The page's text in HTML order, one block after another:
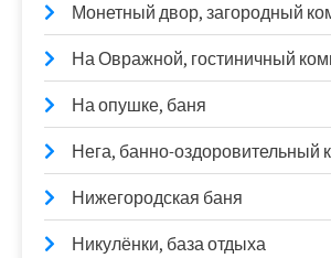
Монетный двор, загородный
На Овражной, гостиничный
На опушке, баня
Нега, банно-оздоровительный
Нижегородская баня
Никулёнки, база отдыха